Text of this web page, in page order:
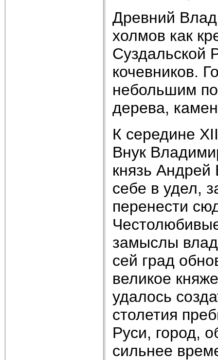
Древний
холмов как
Суздальской
кочевников.
небольшим
дерева,
К середине
Внук
князь
себе в удел,
перенести
замыслы
сей град
великое
удалось
столетия
Руси, город,
сильнее